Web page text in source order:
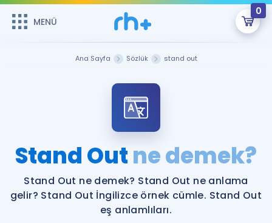
MENÜ
0
ÜYE DEĞİLİM
Sepetin Şu An Boş.
Remzi Hoca ile seni sınava hazırlayacak onlarca eğitim seni
bekliyor!
MENÜ
Faydalı Araçlar
Ana Sayfa Sözlük stand out
Stand Outne demek?
Stand Out ne demek? Stand Out ne anlama
gelir? Stand Out İngilizce örnek cümle. Stand Out
eş anlamlıları.